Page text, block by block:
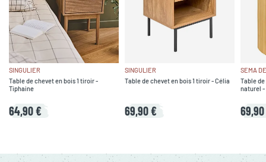
SINGULIER
Table de chevet en bois 1 tiroir -
Tiphaine
64,90 €
SINGULIER
Table de chevet en bois 1 tiroir - Célia
69,90 €
SEMA
Table
naturel -